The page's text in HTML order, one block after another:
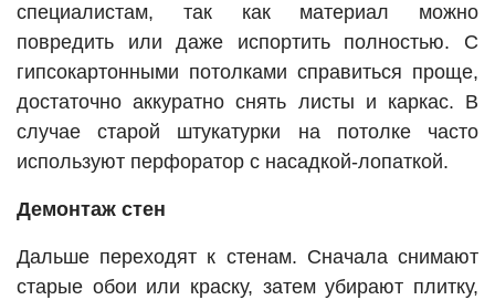
специалистам, так как материал можно
повредить или даже испортить полностью. С
гипсокартонными потолками справиться проще,
достаточно аккуратно снять листы и каркас. В
случае старой штукатурки на потолке часто
используют перфоратор с насадкой-лопаткой.
Демонтаж стен
Дальше переходят к стенам. Сначала снимают
старые обои или краску, затем убирают плитку,